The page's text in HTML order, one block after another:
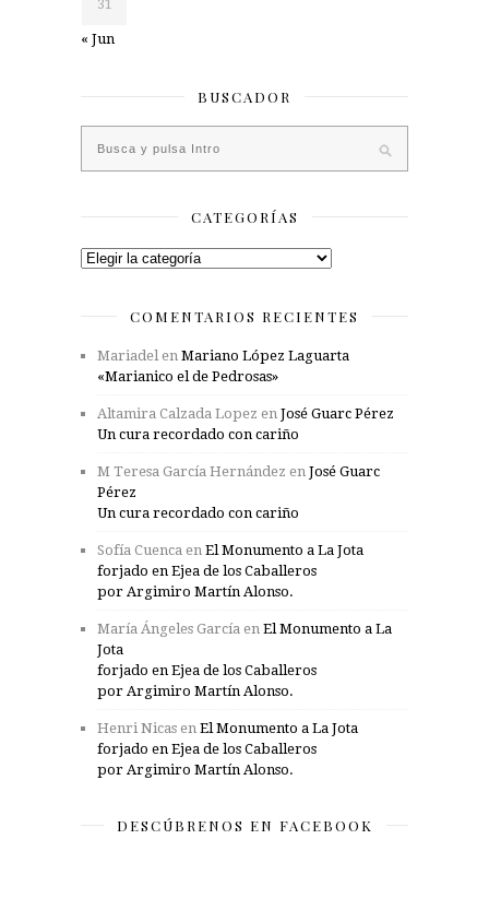
31
« Jun
BUSCADOR
CATEGORÍAS
Categorías
COMENTARIOS RECIENTES
Mariadel en Mariano López Laguarta
«Marianico el de Pedrosas»
Altamira Calzada Lopez en José Guarc Pérez
Un cura recordado con cariño
M Teresa García Hernández en José Guarc
Pérez
Un cura recordado con cariño
Sofía Cuenca en El Monumento a La Jota
forjado en Ejea de los Caballeros
por Argimiro Martín Alonso.
María Ángeles García en El Monumento a La
Jota
forjado en Ejea de los Caballeros
por Argimiro Martín Alonso.
Henri Nicas en El Monumento a La Jota
forjado en Ejea de los Caballeros
por Argimiro Martín Alonso.
DESCÚBRENOS EN FACEBOOK